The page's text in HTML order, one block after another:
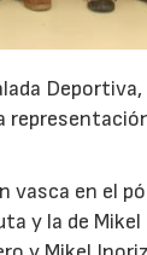
vasca en el
y la de